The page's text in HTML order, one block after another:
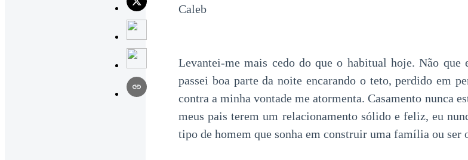
Caleb
Levantei-me mais cedo do que o habitual hoje. Não
passei boa parte da noite encarando o teto, perdido em
contra a minha vontade me atormenta. Casamento nunca
meus pais terem um relacionamento sólido e feliz, eu
tipo de homem que sonha em construir uma família ou ser